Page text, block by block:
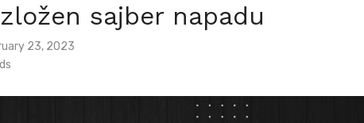
sajber napadu
23, 2023